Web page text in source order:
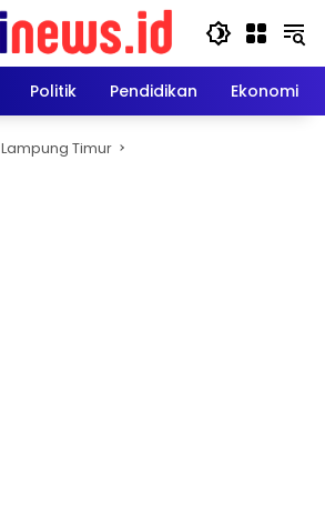
Politik Pendidikan Ekonomi
Lampung Timur